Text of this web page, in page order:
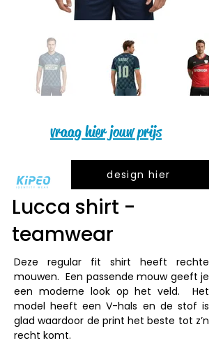
vraag hier jouw prijs
design hier
Lucca shirt -
teamwear
Deze regular fit shirt heeft rechte
mouwen.  Een passende mouw geeft je
een moderne look op het veld.  Het
model heeft een V-hals en de stof is
glad waardoor de print het beste tot z’n
recht komt.